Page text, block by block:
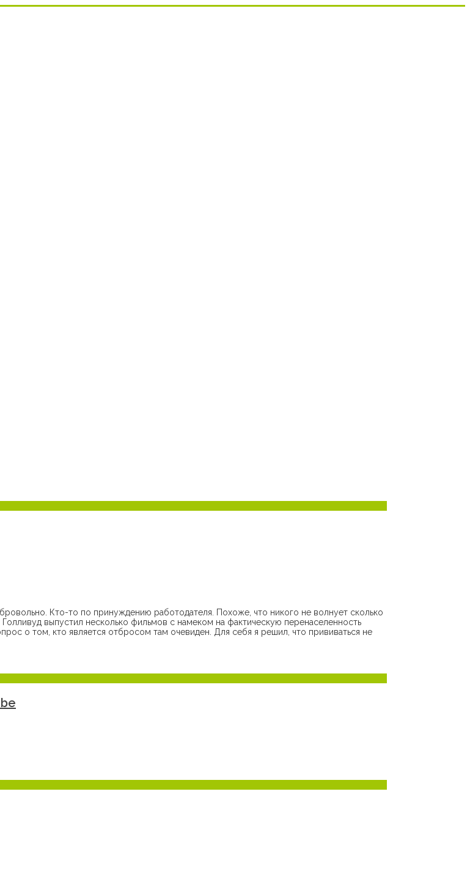
Кто-то по принуждению работодателя. Похоже, что никого не волнует сколько
выпустил несколько фильмов с намеком на фактическую перенаселенность
о том, кто является отбросом там очевиден. Для себя я решил, что прививаться не